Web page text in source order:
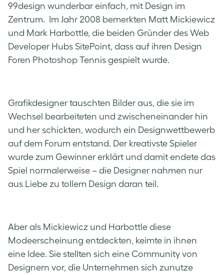
99design wunderbar einfach, mit Design im
Zentrum. Im Jahr 2008 bemerkten Matt Mickiewicz
und Mark Harbottle, die beiden Gründer des Web
Developer Hubs SitePoint, dass auf ihren Design
Foren Photoshop Tennis gespielt wurde.
Grafikdesigner tauschten Bilder aus, die sie im
Wechsel bearbeiteten und zwischeneinander hin
und her schickten, wodurch ein Designwettbewerb
auf dem Forum entstand. Der kreativste Spieler
wurde zum Gewinner erklärt und damit endete das
Spiel normalerweise – die Designer nahmen nur
aus Liebe zu tollem Design daran teil.
Aber als Mickiewicz und Harbottle diese
Modeerscheinung entdeckten, keimte in ihnen
eine Idee. Sie stellten sich eine Community von
Designern vor, die Unternehmen sich zunutze